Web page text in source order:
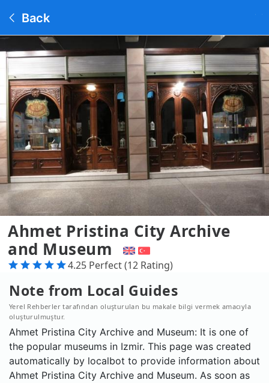
Back
Ahmet Pristina City Archive
and Museum
4.25 Perfect (12 Rating)
Note from Local Guides
Yerel Rehberler tarafından oluşturulan bu makale bilgi vermek amacıyla
oluşturulmuştur.
Ahmet Pristina City Archive and Museum: It is one of
the popular museums in Izmir. This page was created
automatically by localbot to provide information about
Ahmet Pristina City Archive and Museum. As soon as